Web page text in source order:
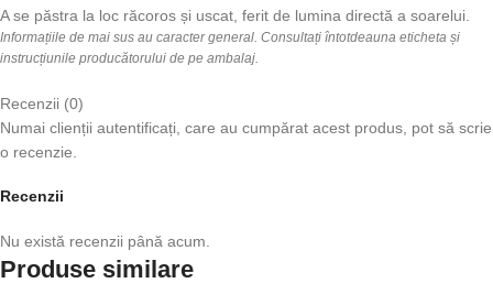
A se păstra la loc răcoros și uscat, ferit de lumina directă a soarelui.
Informațiile de mai sus au caracter general. Consultați întotdeauna eticheta și
instrucțiunile producătorului de pe ambalaj.
Recenzii (0)
Recenzii
Nu există recenzii până acum.
Numai clienții autentificați, care au cumpărat acest produs, pot să scrie
o recenzie.
Produse similare